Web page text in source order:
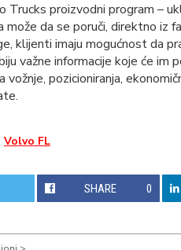
Trucks proizvodni program –
može da se poruči, direktno iz
klijenti imaju mogućnost da
važne informacije koje će
vožnje, pozicioniranja,
Volvo FL
SHARE 0